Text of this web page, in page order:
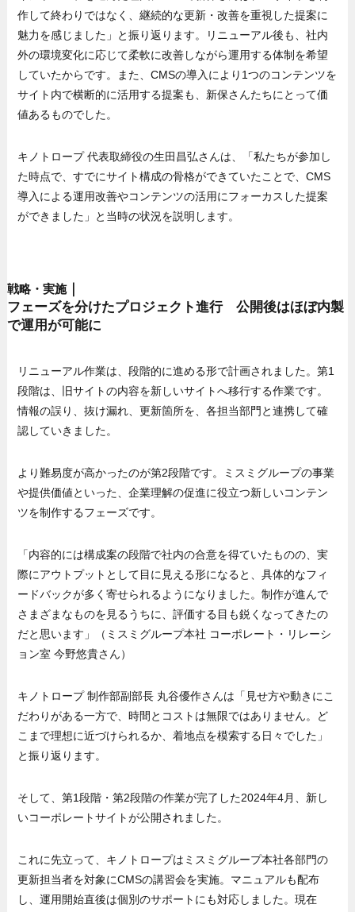
作して終わりではなく、継続的な更新・改善を重視した提案に
魅力を感じました」と振り返ります。リニューアル後も、社内
外の環境変化に応じて柔軟に改善しながら運用する体制を希望
していたからです。また、CMSの導入により1つのコンテンツを
サイト内で横断的に活用する提案も、新保さんたちにとって価
値あるものでした。
キノトロープ 代表取締役の生田昌弘さんは、「私たちが参加し
た時点で、すでにサイト構成の骨格ができていたことで、CMS
導入による運用改善やコンテンツの活用にフォーカスした提案
ができました」と当時の状況を説明します。
戦略・実施｜
フェーズを分けたプロジェクト進行 公開後はほぼ内製
で運用が可能に
リニューアル作業は、段階的に進める形で計画されました。第1
段階は、旧サイトの内容を新しいサイトへ移行する作業です。
情報の誤り、抜け漏れ、更新箇所を、各担当部門と連携して確
認していきました。
より難易度が高かったのが第2段階です。ミスミグループの事業
や提供価値といった、企業理解の促進に役立つ新しいコンテン
ツを制作するフェーズです。
「内容的には構成案の段階で社内の合意を得ていたものの、実
際にアウトプットとして目に見える形になると、具体的なフィ
ードバックが多く寄せられるようになりました。制作が進んで
さまざまなものを見るうちに、評価する目も鋭くなってきたの
だと思います」（ミスミグループ本社 コーポレート・リレーシ
ョン室 今野悠貴さん）
キノトロープ 制作部副部長 丸谷優作さんは「見せ方や動きにこ
だわりがある一方で、時間とコストは無限ではありません。ど
こまで理想に近づけられるか、着地点を模索する日々でした」
と振り返ります。
そして、第1段階・第2段階の作業が完了した2024年4月、新し
いコーポレートサイトが公開されました。
これに先立って、キノトロープはミスミグループ本社各部門の
更新担当者を対象にCMSの講習会を実施。マニュアルも配布
し、運用開始直後は個別のサポートにも対応しました。現在